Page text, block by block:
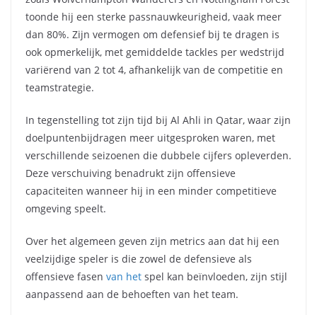
toonde hij een sterke passnauwkeurigheid, vaak meer
dan 80%. Zijn vermogen om defensief bij te dragen is
ook opmerkelijk, met gemiddelde tackles per wedstrijd
variërend van 2 tot 4, afhankelijk van de competitie en
teamstrategie.
In tegenstelling tot zijn tijd bij Al Ahli in Qatar, waar zijn
doelpuntenbijdragen meer uitgesproken waren, met
verschillende seizoenen die dubbele cijfers opleverden.
Deze verschuiving benadrukt zijn offensieve
capaciteiten wanneer hij in een minder competitieve
omgeving speelt.
Over het algemeen geven zijn metrics aan dat hij een
veelzijdige speler is die zowel de defensieve als
offensieve fasen van het spel kan beïnvloeden, zijn stijl
aanpassend aan de behoeften van het team.